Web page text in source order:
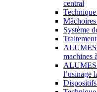
central
Mâchoires
Système
machines
l’usinage
Dispositifs